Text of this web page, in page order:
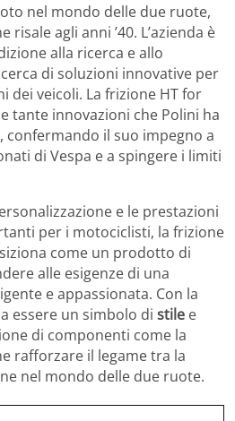
nel mondo delle due ruote,
agli anni ’40. L’azienda è
alla ricerca e allo
di soluzioni innovative per
dei veicoli. La frizione HT for
tante innovazioni che Polini ha
il suo impegno a
di Vespa e a spingere i limiti
e le prestazioni
per i motociclisti, la frizione
come un prodotto di
alle esigenze di una
e appassionata. Con la
essere un simbolo di stile e
di componenti come la
rafforzare il legame tra la
nel mondo delle due ruote.